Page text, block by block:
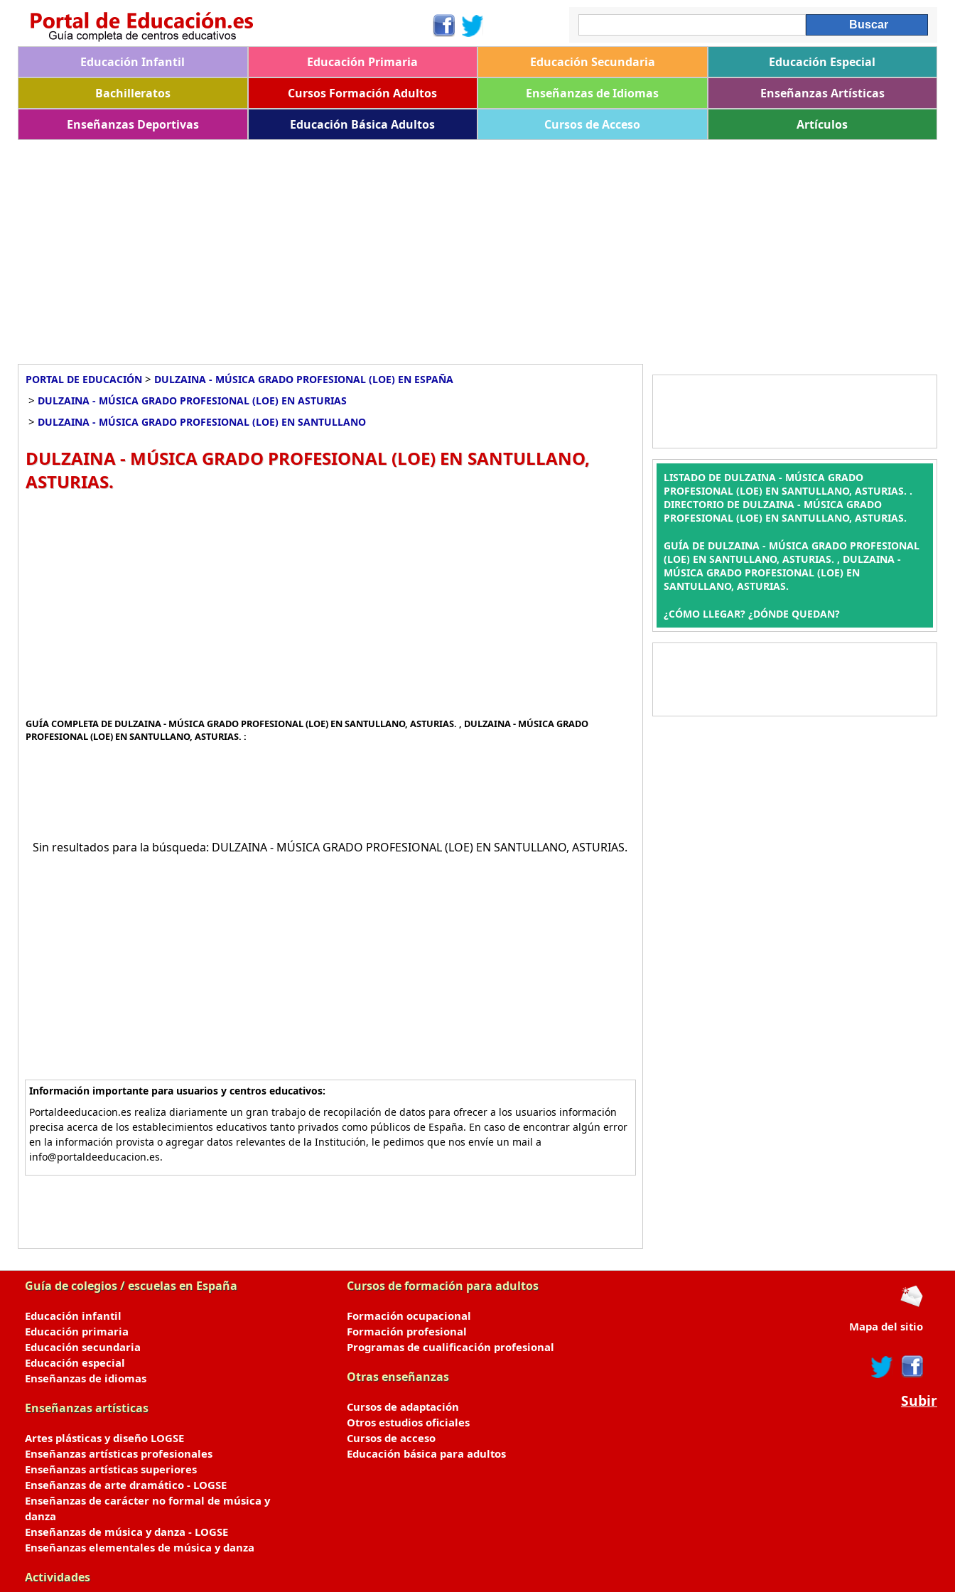
Educación Infantil Educación Primaria Educación Secundaria
Educación Especial
Bachilleratos
Cursos Formación Adultos Enseñanzas de Idiomas
Enseñanzas Artísticas
Enseñanzas Deportivas
Educación Básica Adultos Cursos de Acceso Artículos
PORTAL DE EDUCACIÓN > DULZAINA - MÚSICA GRADO PROFESIONAL (LOE) EN ESPAÑA
> DULZAINA - MÚSICA GRADO PROFESIONAL (LOE) EN ASTURIAS
> DULZAINA - MÚSICA GRADO PROFESIONAL (LOE) EN SANTULLANO
DULZAINA - MÚSICA GRADO PROFESIONAL (LOE) EN SANTULLANO,
ASTURIAS.
GUÍA COMPLETA DE DULZAINA - MÚSICA GRADO PROFESIONAL (LOE) EN SANTULLANO, ASTURIAS. , DULZAINA - MÚSICA GRADO
PROFESIONAL (LOE) EN SANTULLANO, ASTURIAS. :
Sin resultados para la búsqueda: DULZAINA - MÚSICA GRADO PROFESIONAL (LOE) EN SANTULLANO, ASTURIAS.
Información importante para usuarios y centros educativos:
Portaldeeducacion.es realiza diariamente un gran trabajo de recopilación de datos para ofrecer a los usuarios información
precisa acerca de los establecimientos educativos tanto privados como públicos de España. En caso de encontrar algún error
en la información provista o agregar datos relevantes de la Institución, le pedimos que nos envíe un mail a
info@portaldeeducacion.es.
LISTADO DE DULZAINA - MÚSICA GRADO
PROFESIONAL (LOE) EN SANTULLANO, ASTURIAS. .
DIRECTORIO DE DULZAINA - MÚSICA GRADO
PROFESIONAL (LOE) EN SANTULLANO, ASTURIAS.
GUÍA DE DULZAINA - MÚSICA GRADO PROFESIONAL
(LOE) EN SANTULLANO, ASTURIAS. , DULZAINA -
MÚSICA GRADO PROFESIONAL (LOE) EN
SANTULLANO, ASTURIAS.
¿CÓMO LLEGAR? ¿DÓNDE QUEDAN?
Guía de colegios / escuelas en España
Educación infantil
Educación primaria
Educación secundaria
Educación especial
Enseñanzas de idiomas
Enseñanzas artísticas
Artes plásticas y diseño LOGSE
Enseñanzas artísticas profesionales
Enseñanzas artísticas superiores
Enseñanzas de arte dramático - LOGSE
Enseñanzas de carácter no formal de música y
danza
Enseñanzas de música y danza - LOGSE
Enseñanzas elementales de música y danza
Actividades
Cursos de formación para adultos
Formación ocupacional
Formación profesional
Programas de cualificación profesional
Otras enseñanzas
Cursos de adaptación
Otros estudios oficiales
Cursos de acceso
Educación básica para adultos
Mapa del sitio
Subir